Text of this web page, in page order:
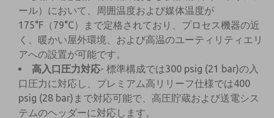
ール）において、周囲温度および媒体温度が
175°F（79°C）まで定格されており、プロセス機器の近
く、暖かい屋外環境、および高温のユーティリティエリ
アへの設置が可能です。
高入口圧力対応- 標準構成では300 psig (21 bar)の入
口圧力に対応し、プレミアム高リリーフ仕様では400
psig (28 bar)まで対応可能で、高圧貯蔵および送電シス
テムのヘッダーに対応します。